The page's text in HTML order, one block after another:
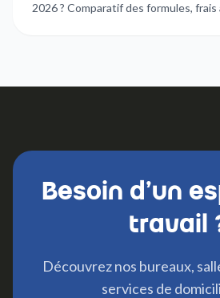
2026 ? Comparatif des formules,
Besoin d'un
travail
Découvrez nos bureaux,
services de